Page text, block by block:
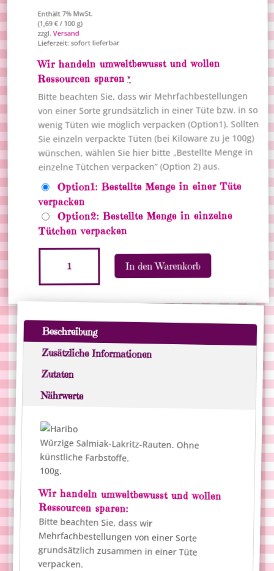
Enthält 7% MwSt.
(1,69€/ 100 g)
zzgl.Versand
Lieferzeit: sofort lieferbar
Wir handeln umweltbewusst und wollen
Ressourcen sparen *
Bitte beachten Sie, dass wir Mehrfachbestellungen
von einer Sorte grundsätzlich in einer Tüte bzw. in so
wenig Tüten wie möglich verpacken (Option1). Sollten
Sie einzeln verpackte Tüten (bei Kiloware zu je 100g)
wünschen, wählen Sie hier bitte „Bestellte Menge in
einzelne Tütchen verpacken” (Option 2) aus.
Option1: Bestellte Menge in einer Tüte
verpacken
Option2: Bestellte Menge in einzelne
Tütchen verpacken
Salinos
In den Warenkorb
A
n
a
Beschreibung
Zusätzliche Informationen
Zutaten
Nährwerte
Würzige Salmiak-Lakritz-Rauten. Ohne
künstliche Farbstoffe.
100g.
Wir handeln umweltbewusst und wollen
Ressourcen sparen:
Bitte beachten Sie, dass wir
Mehrfachbestellungen von einer Sorte
grundsätzlich zusammen in einer Tüte
verpacken.